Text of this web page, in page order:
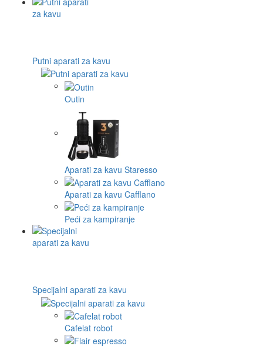
Putni aparati za kavu
Outin
Aparati za kavu Staresso
Aparati za kavu Cafflano
Peći za kampiranje
Specijalni aparati za kavu
Cafelat robot